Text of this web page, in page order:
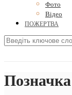
Фото
Відео
ПОЖЕРТВА